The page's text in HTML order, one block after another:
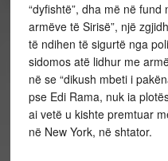
“dyfishtë”, dha më në
armëve të Sirisë”, një
të ndihen të sigurtë nga
sidomos atë lidhur me
në se “dikush mbeti i
pse Edi Rama, nuk ia
ai vetë u kishte premtuar
në New York, në shtator.